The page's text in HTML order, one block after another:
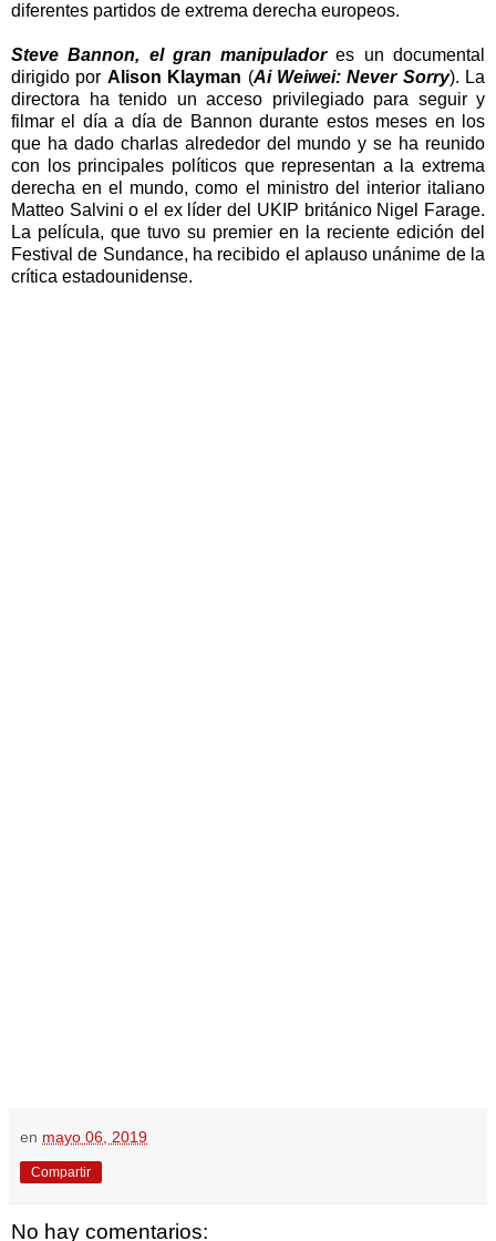
diferentes partidos de extrema derecha europeos.
Steve Bannon, el gran manipuladores un documental
dirigido por Alison Klayman (Ai Weiwei: Never Sorry). La
directora ha tenido un acceso privilegiado para seguir y
filmar el día a día de Bannon durante estos meses en los
que ha dado charlas alrededor del mundo y se ha reunido
con los principales políticos que representan a la extrema
derecha en el mundo, como el ministro del interior italiano
Matteo Salvini o el ex líder del UKIP británico Nigel Farage.
La película, que tuvo su premier en la reciente edición del
Festival de Sundance, ha recibido el aplauso unánime de la
crítica estadounidense.
en mayo 06, 2019
Compartir
No hay comentarios: